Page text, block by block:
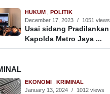
HUKUM
POLITIK
December 17, 2023 / 1051 views
Usai sidang Pradilankan
Kapolda Metro Jaya ...
EKONOMI
KRIMINAL
January 13, 2024 / 1012 views